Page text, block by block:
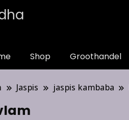
Shop Groothandel
Jaspis jaspis kambaba